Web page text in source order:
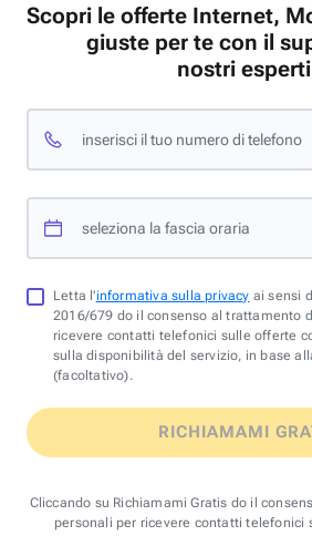
Scopri le offerte Internet,
giuste per te con il
nostri
inserisci il tuo numero di telefono
seleziona la fascia oraria
Letta l'informativa sulla privacy ai sensi
2016/679 do il consenso al trattamento
ricevere contatti telefonici sulle offerte
sulla disponibilità del servizio, in base
(facoltativo).
RICHIAMAMI
Cliccando su Richiamami Gratis do il
personali per ricevere contatti telefonici